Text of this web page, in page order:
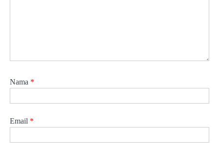
Nama *
Email *